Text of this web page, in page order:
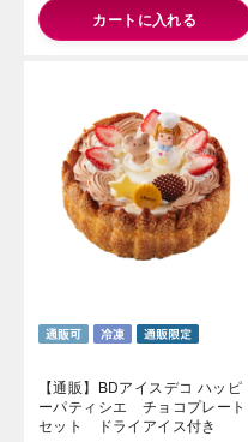
カートに入れる
【通販】BDアイスデコ ハッピ
ーパティシエ チョコプレート
セット ドライアイス付き
。雄大な八ヶ岳山麓の自
れる、こだわりのスイー